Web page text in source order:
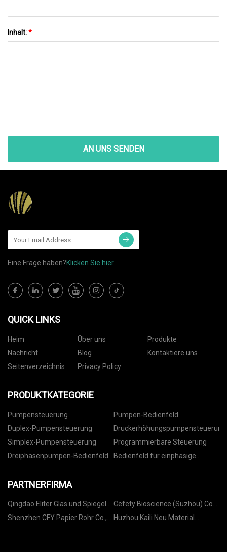
Inhalt:*
AN UNS SENDEN
Eine Frage haben?Klicken Sie hier
QUICK LINKS
Heim Über uns
Produkte
Nachricht
Blog
Kontaktiere uns
Seitenverzeichnis
Privacy Policy
PRODUKTKATEGORIE
Pumpensteuerung
Pumpen-Bedienfeld
Duplex-Pumpensteuerung
Druckerhöhungspumpensteuerung
Simplex-Pumpensteuerung
Programmierbare Steuerung
Dreiphasenpumpen-Bedienfeld
Bedienfeld für einphasige
PARTNERFIRMA
Qingdao Eliter Glas und Spiegel
Co., Ltd.
Cefety Bioscience (Suzhou) Co.,
Ltd.
Shenzhen CFY Papier Rohr Co.,
Huzhou Kaili Neu Material